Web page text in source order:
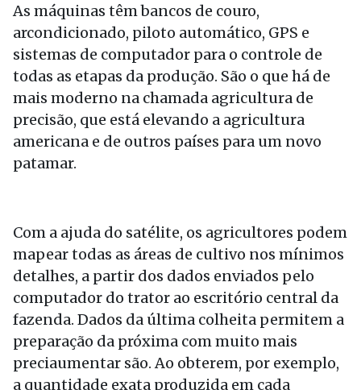
As máquinas têm bancos de couro,
arcondicionado, piloto automático, GPS e
sistemas de computador para o controle de
todas as etapas da produção. São o que há de
mais moderno na chamada agricultura de
precisão, que está elevando a agricultura
americana e de outros países para um novo
patamar.
Com a ajuda do satélite, os agricultores podem
mapear todas as áreas de cultivo nos mínimos
detalhes, a partir dos dados enviados pelo
computador do trator ao escritório central da
fazenda. Dados da última colheita permitem a
preparação da próxima com muito mais
preciaumentar são. Ao obterem, por exemplo,
a quantidade exata produzida em cada